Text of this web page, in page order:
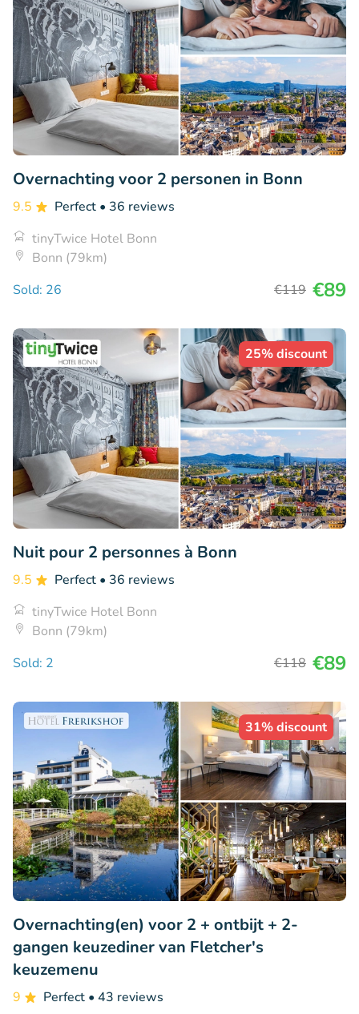
Overnachting voor 2 personen in Bonn
9.5 Perfect • 36 reviews
tinyTwice Hotel Bonn
Bonn (79km)
Sold: 26
€119 €89
25% discount
Nuit pour 2 personnes à Bonn
9.5 Perfect • 36 reviews
tinyTwice Hotel Bonn
Bonn (79km)
Sold: 2
€118 €89
31% discount
Overnachting(en) voor 2 + ontbijt + 2-
gangen keuzediner van Fletcher's
keuzemenu
9 Perfect • 43 reviews